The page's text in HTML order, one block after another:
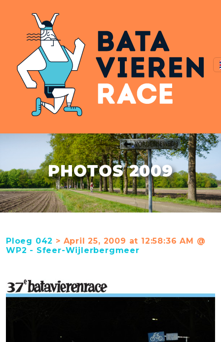
PHOTOS 2009
Ploeg 042 > April 25, 2009 at 12:58:36 AM @
WP2 - Sfeer-Wijlerbergmeer